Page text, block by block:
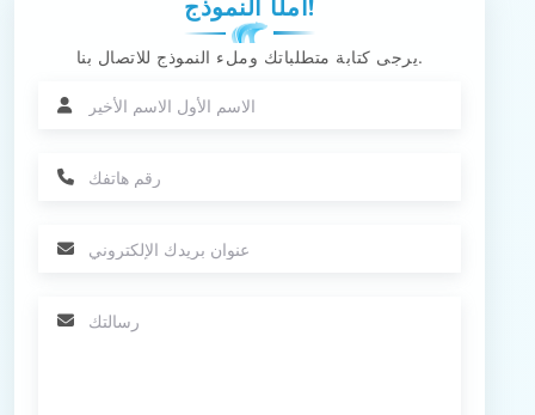
املأ النموذج!
يرجى كتابة متطلباتك وملء النموذج للاتصال بنا.